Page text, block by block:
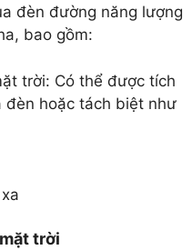
đèn đường năng lượng
bao gồm:
trời: Có thể được tích
đèn hoặc tách biệt như
trời